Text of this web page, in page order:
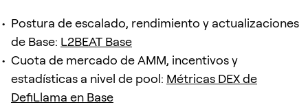
Postura de escalado, rendimiento y actualizaciones
de Base: L2BEAT Base
Cuota de mercado de AMM, incentivos y
estadísticas a nivel de pool: Métricas DEX de
DefiLlama en Base